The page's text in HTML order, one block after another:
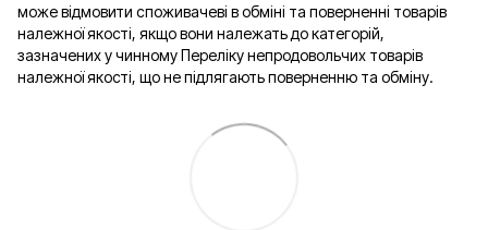
може відмовити споживачеві в обміні та поверненні товарів
належної якості, якщо вони належать до категорій,
зазначених у чинному Переліку непродовольчих товарів
належної якості, що не підлягають поверненню та обміну.